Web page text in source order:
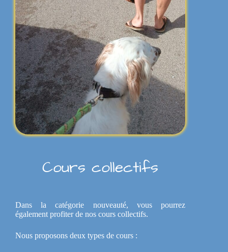
Cours collectifs
Dans la catégorie nouveauté, vous pourrez
également profiter de nos cours collectifs.
Nous proposons deux types de cours :